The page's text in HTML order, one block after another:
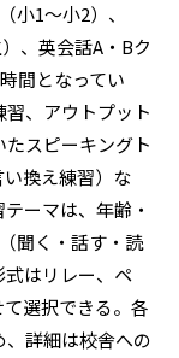
1〜小2）、
、英会話A・Bク
間となってい
、アウトプット
スピーキングト
換え練習）な
ーマは、年齢・
聞く・話す・読
式はリレー、ペ
選択できる。各
詳細は校舎への